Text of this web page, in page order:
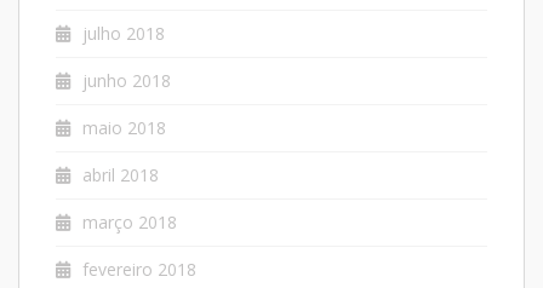
julho 2018
junho 2018
maio 2018
abril 2018
março 2018
fevereiro 2018